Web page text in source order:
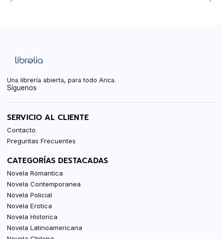
Una librería abierta, para todo Arica.
Síguenos
SERVICIO AL CLIENTE
Contacto
Preguntas Frecuentes
CATEGORÍAS DESTACADAS
Novela Romantica
Novela Contemporanea
Novela Policial
Novela Erotica
Novela Historica
Novela Latinoamericana